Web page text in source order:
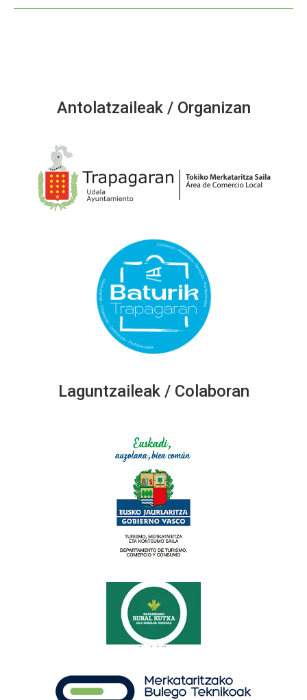
Antolatzaileak / Organizan
Laguntzaileak / Colaboran